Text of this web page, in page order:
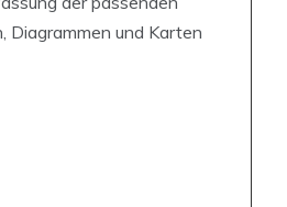
Diagrammen und Karten